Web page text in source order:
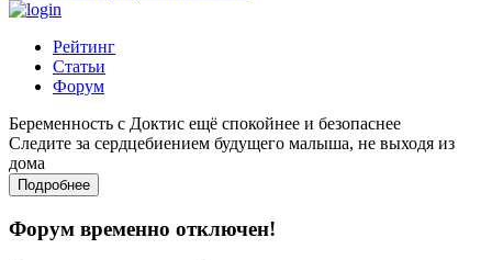
Рейтинг
Статьи
Форум
Беременность с Доктис ещё спокойнее и безопаснее
Следите за сердцебиением будущего малыша, не выходя из
дома
Подробнее
Форум временно отключен!